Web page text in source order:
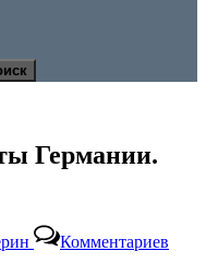
Германии.
Комментариев